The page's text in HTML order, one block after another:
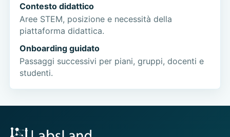
Contesto didattico
Aree STEM, posizione e necessità della
piattaforma didattica.
Onboarding guidato
Passaggi successivi per piani, gruppi, docenti e
studenti.